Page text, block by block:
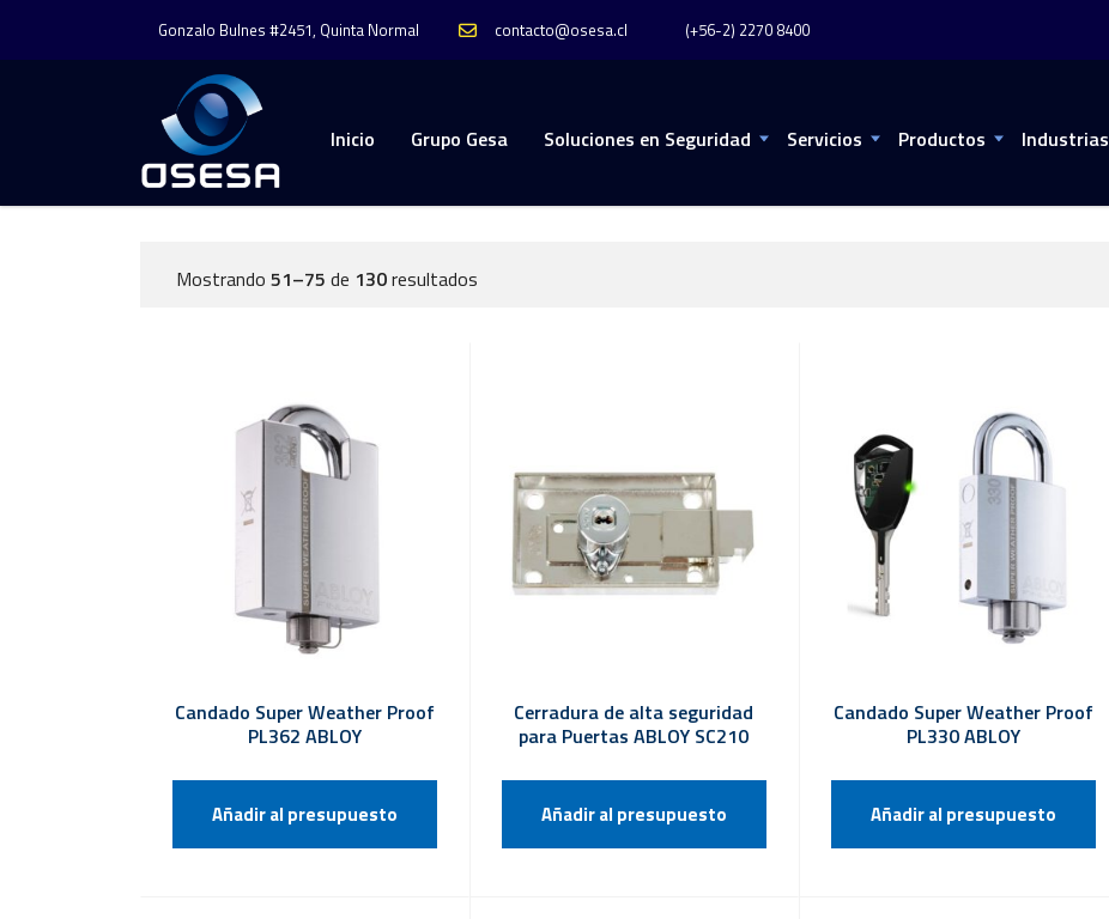
Gonzalo Bulnes #2451, Quinta Normal contacto@osesa.cl (+56-2) 2270 8400
Inicio Grupo Gesa Soluciones en Seguridad Servicios Productos Industrias
Mostrando 51–75 de 130resultados
Candado Super Weather Proof
PL362 ABLOY
Añadir al presupuesto
Cerradura de alta seguridad
para Puertas ABLOY SC210
Añadir al presupuesto
Candado Super Weather Proof
PL330 ABLOY
Añadir al presupuesto